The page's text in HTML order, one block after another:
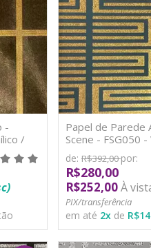
-
/
Papel de Parede
Scene - FSG050
de: R$392,00por:
R$280,00
R$252,00À
PIX/transferência
em até 2xde